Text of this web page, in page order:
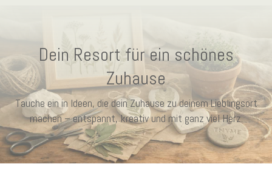
Dein Resort für ein schönes
Zuhause
Tauche ein in Ideen, die dein Zuhause zu deinem Lieblingsort
machen – entspannt, kreativ und mit ganz viel Herz.